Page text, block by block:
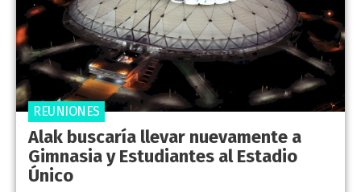
Alak buscaría llevar nuevamente a
Gimnasia y Estudiantes al Estadio
Único
REUNIONES